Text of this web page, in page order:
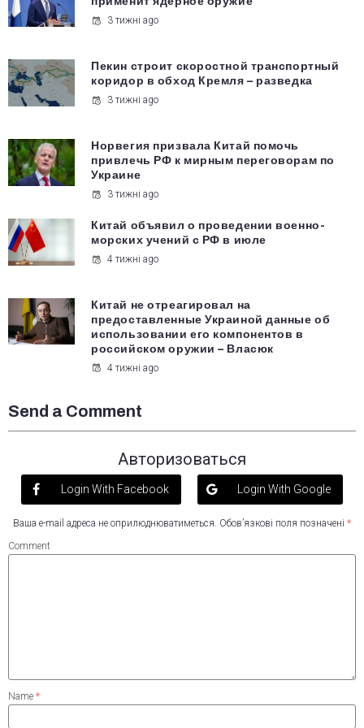
3 тижні ago
Пекин строит скоростной транспортный
коридор в обход Кремля – разведка
3 тижні ago
Норвегия призвала Китай помочь
привлечь РФ к мирным переговорам по
Украине
3 тижні ago
Китай объявил о проведении военно-
морских учений с РФ в июле
4 тижні ago
Китай не отреагировал на
предоставленные Украиной данные об
использовании его компонентов в
российском оружии – Власюк
4 тижні ago
Send a Comment
Авторизоваться
Login With Facebook Login With Google
Ваша e-mail адреса не оприлюднюватиметься. Обов’язкові поля позначені *
Comment
Name *